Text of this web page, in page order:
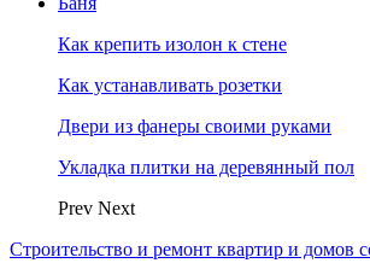
Как крепить изолон к стене
Как устанавливать розетки
Двери из фанеры своими руками
Укладка плитки на деревянный пол
Prev Next
Строительство и ремонт квартир и домов